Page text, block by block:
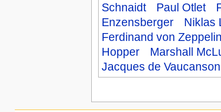
Schnaidt
Paul Otlet
Enzensberger
Niklas
Ferdinand von
Hopper
Marshall
Jacques de Vaucanson